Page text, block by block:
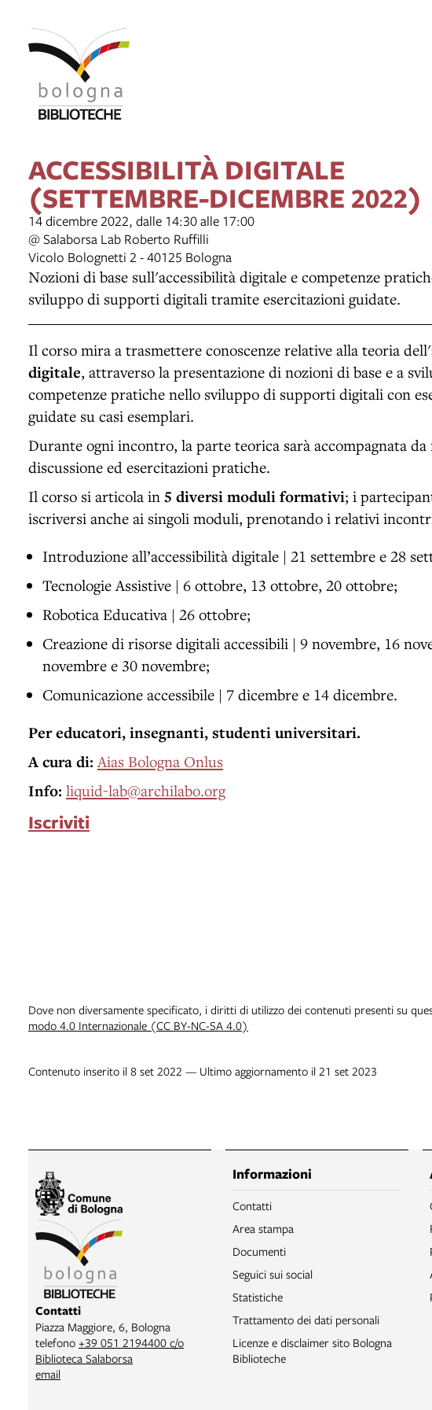
ACCESSIBILITÀ DIGITALE
(SETTEMBRE-DICEMBRE 2022)
14 dicembre 2022, dalle 14:30 alle 17:00
@ Salaborsa Lab Roberto Ruffilli
Vicolo Bolognetti 2 - 40125 Bologna
Nozioni di base sull'accessibilità digitale e competenze
sviluppo di supporti digitali tramite esercitazioni guidate.
Il corso mira a trasmettere conoscenze relative alla teoria dell'
digitale, attraverso la presentazione di nozioni di base e a
competenze pratiche nello sviluppo di supporti digitali con
guidate su casi esemplari.
Durante ogni incontro, la parte teorica sarà accompagnata
discussione ed esercitazioni pratiche.
Il corso si articola in 5 diversi moduli formativi; i
iscriversi anche ai singoli moduli, prenotando i relativi
Introduzione all’accessibilità digitale | 21 settembre e 28
Tecnologie Assistive | 6 ottobre, 13 ottobre, 20 ottobre;
Robotica Educativa | 26 ottobre;
Creazione di risorse digitali accessibili | 9 novembre, 16
novembre e 30 novembre;
Comunicazione accessibile | 7 dicembre e 14 dicembre.
Per educatori, insegnanti, studenti universitari.
A cura di: Aias Bologna Onlus
Info: liquid-lab@archilabo.org
Iscriviti
Dove non diversamente specificato, i diritti di utilizzo dei contenuti presenti su
modo 4.0 Internazionale (CC BY-NC-SA 4.0)
Contenuto inserito il 8 set 2022 — Ultimo aggiornamento il 21 set 2023
Contatti
Piazza Maggiore, 6, Bologna
telefono +39 051 2194400 c/o
Biblioteca Salaborsa
email
Informazioni
Contatti
Area stampa
Documenti
Seguici sui social
Statistiche
Trattamento dei dati personali
Licenze e disclaimer sito Bologna
Biblioteche